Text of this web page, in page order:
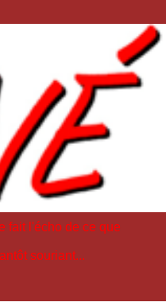
fait l'écho de ce que
souriant...